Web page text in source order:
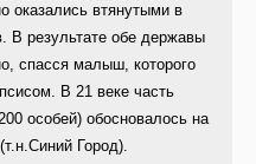
оказались втянутыми в
В результате обе державы
спасся малыш, которого
В 21 веке часть
особей) обосновалось на
Город).